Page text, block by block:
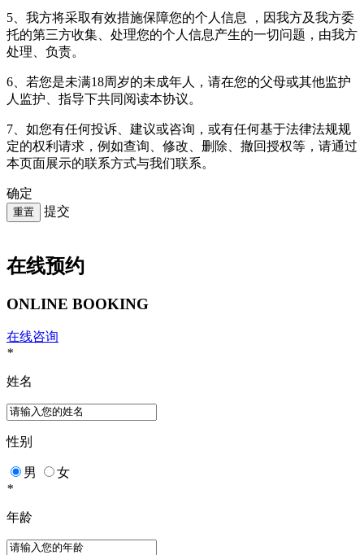
5、我方将采取有效措施保障您的个人信息 ，因我方及我方委
托的第三方收集、处理您的个人信息产生的一切问题，由我方
处理、负责。
6、若您是未满18周岁的未成年人，请在您的父母或其他监护
人监护、指导下共同阅读本协议。
7、如您有任何投诉、建议或咨询，或有任何基于法律法规规
定的权利请求，例如查询、修改、删除、撤回授权等，请通过
本页面展示的联系方式与我们联系。
确定
提交
在线预约
ONLINE BOOKING
在线咨询
*
姓名
性别
男
女
*
年龄